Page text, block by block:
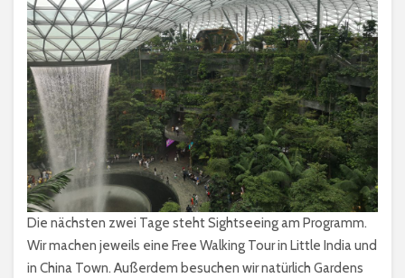
Die nächsten zwei Tage steht Sightseeing am Programm.
Wir machen jeweils eine Free Walking Tour in Little India und
in China Town. Außerdem besuchen wir natürlich Gardens